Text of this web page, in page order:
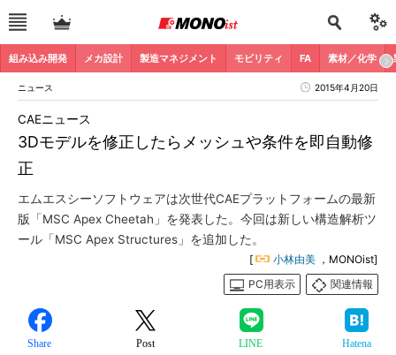
組み込み開発 メカ設計 製造マネジメント モビリティ FA 素材／化学
ニュース 2015年4月20日
3Dモデルを修正したらメッシュや条件を即自動修
正
CAEニュース
エムエスシーソフトウェアは次世代CAEプラットフォームの最新
版「MSC Apex Cheetah」を発表した。今回は新しい構造解析ツ
ール「MSC Apex Structures」を追加した。
[ 小林由美 ，MONOist]
PC用表示
関連情報
Share Post LINE Hatena